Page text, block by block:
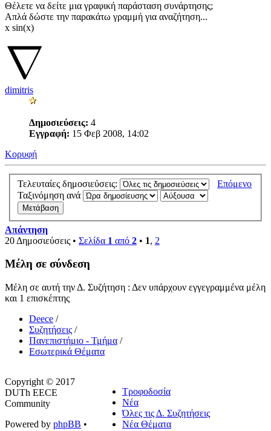
Θέλετε να δείτε μια γραφική παράσταση συνάρτησης;
Απλά δώστε την παρακάτω γραμμή για αναζήτηση...
x sin(x)
dimitris
Δημοσιεύσεις: 4
Εγγραφή: 15 Φεβ 2008, 14:02
Κορυφή
Επόμενο
Τελευταίες δημοσιεύσεις:
Ταξινόμηση ανά
Απάντηση
20 Δημοσιεύσεις • Σελίδα 1 από 2 • 1, 2
Μέλη σε σύνδεση
Μέλη σε αυτή την Δ. Συζήτηση : Δεν υπάρχουν εγγεγραμμένα μέλη
και 1 επισκέπτης
Deece /
Συζητήσεις /
Πανεπιστήμιο - Τμήμα /
Εσωτερικά Θέματα
Τροφοδοσία
Νέα
Όλες τις Δ. Συζητήσεις
Νέα Θέματα
Copyright © 2017
DUTh EECE
Community
Powered by phpBB •